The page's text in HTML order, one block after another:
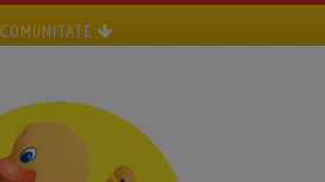
COMUNITATE